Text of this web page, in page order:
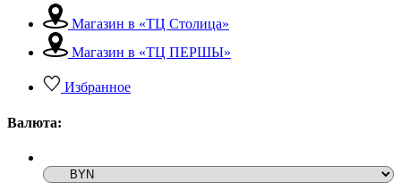
Магазин в «ТЦ Столица»
Магазин в «ТЦ ПЕРШЫ»
Избранное
Валюта: